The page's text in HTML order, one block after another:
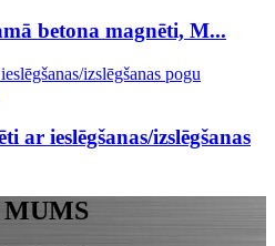
betona magnēti, M...
ar ieslēgšanas/izslēgšanas